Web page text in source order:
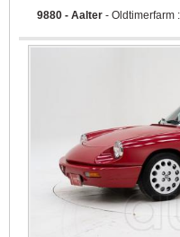
9880 - Aalter - Oldtimerfarm :